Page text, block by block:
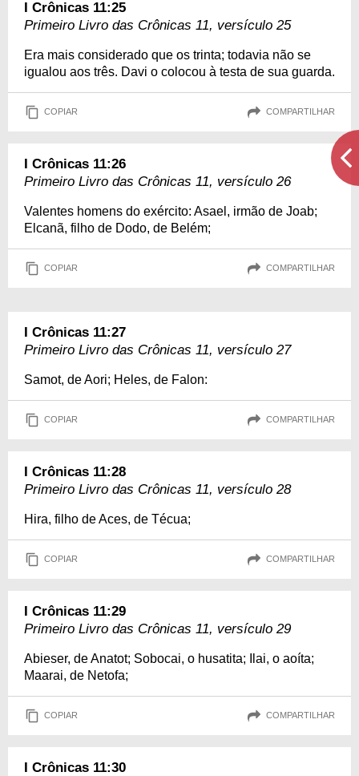
I Crônicas 11:25
Primeiro Livro das Crônicas 11, versículo 25
Era mais considerado que os trinta; todavia não se
igualou aos três. Davi o colocou à testa de sua guarda.
COPIAR COMPARTILHAR
I Crônicas 11:26
Primeiro Livro das Crônicas 11, versículo 26
Valentes homens do exército: Asael, irmão de Joab;
Elcanã, filho de Dodo, de Belém;
COPIAR COMPARTILHAR
I Crônicas 11:27
Primeiro Livro das Crônicas 11, versículo 27
Samot, de Aori; Heles, de Falon:
COPIAR COMPARTILHAR
I Crônicas 11:28
Primeiro Livro das Crônicas 11, versículo 28
Hira, filho de Aces, de Técua;
COPIAR COMPARTILHAR
I Crônicas 11:29
Primeiro Livro das Crônicas 11, versículo 29
Abieser, de Anatot; Sobocai, o husatita; Ilai, o aoíta;
Maarai, de Netofa;
COPIAR COMPARTILHAR
I Crônicas 11:30